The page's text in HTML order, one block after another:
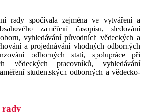
rady spočívala zejména ve vytváření a
zaměření časopisu, sledování
vyhledávání původních vědeckých a
a projednávání vhodných odborných
odborných statí, spolupráce při
vědeckých pracovníků, vyhledávání
studentských odborných a vědecko-
rady